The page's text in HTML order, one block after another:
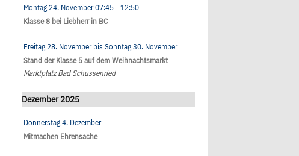
Montag 24. November07:45- 12:50
Klasse 8 bei Liebherr in BC
Freitag 28. Novemberbis Sonntag 30. November
Stand der Klasse 5 auf dem Weihnachtsmarkt
Marktplatz Bad Schussenried
Dezember 2025
Donnerstag 4. Dezember
Mitmachen Ehrensache